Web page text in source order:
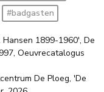
#badgasten
Hansen 1899-1960', De
Oeuvrecatalogus
De Ploeg, 'De